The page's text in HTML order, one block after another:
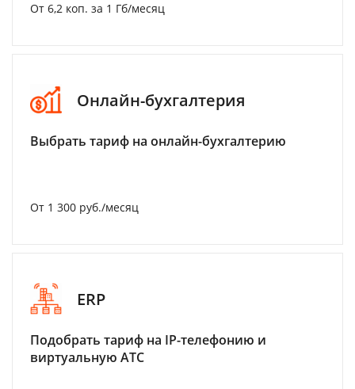
От 6,2 коп. за 1 Гб/месяц
Онлайн-бухгалтерия
Выбрать тариф на онлайн-бухгалтерию
От 1 300 руб./месяц
ERP
Подобрать тариф на IP-телефонию и
виртуальную АТС